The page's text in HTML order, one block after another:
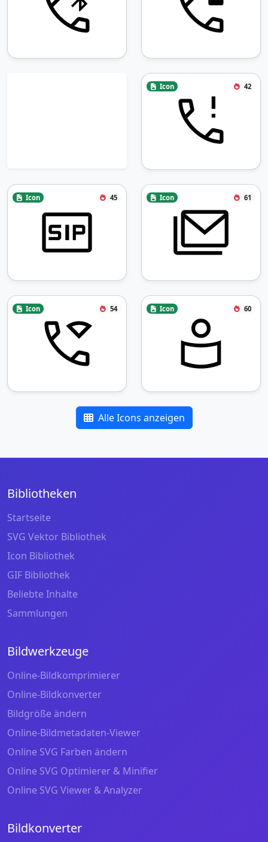
Icon 42
Icon 45 Icon 61
Icon 54 Icon 60
Alle Icons anzeigen
Bibliotheken
Startseite
SVG Vektor Bibliothek
Icon Bibliothek
GIF Bibliothek
Beliebte Inhalte
Sammlungen
Bildwerkzeuge
Online-Bildkomprimierer
Online-Bildkonverter
Bildgröße ändern
Online-Bildmetadaten-Viewer
Online SVG Farben ändern
Online SVG Optimierer & Minifier
Online SVG Viewer & Analyzer
Bildkonverter